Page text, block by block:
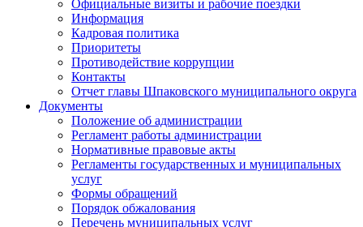
Официальные визиты и рабочие поездки
Информация
Кадровая политика
Приоритеты
Противодействие коррупции
Контакты
Отчет главы Шпаковского муниципального округа
Документы
Положение об администрации
Регламент работы администрации
Нормативные правовые акты
Регламенты государственных и муниципальных
услуг
Формы обращений
Порядок обжалования
Перечень муниципальных услуг